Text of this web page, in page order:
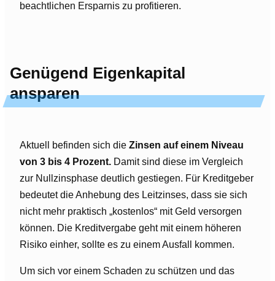
beachtlichen Ersparnis zu profitieren.
Genügend Eigenkapital
ansparen
Aktuell befinden sich die Zinsen auf einem Niveau
von 3 bis 4 Prozent. Damit sind diese im Vergleich
zur Nullzinsphase deutlich gestiegen. Für Kreditgeber
bedeutet die Anhebung des Leitzinses, dass sie sich
nicht mehr praktisch „kostenlos“ mit Geld versorgen
können. Die Kreditvergabe geht mit einem höheren
Risiko einher, sollte es zu einem Ausfall kommen.
Um sich vor einem Schaden zu schützen und das